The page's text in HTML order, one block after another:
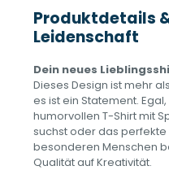
Produktdetails
Leidenschaft
Dein neues
Dieses Design ist mehr
es ist ein Statement.
humorvollen T-Shirt mit
suchst oder das perfekte
besonderen Menschen
Qualität auf Kreativität.